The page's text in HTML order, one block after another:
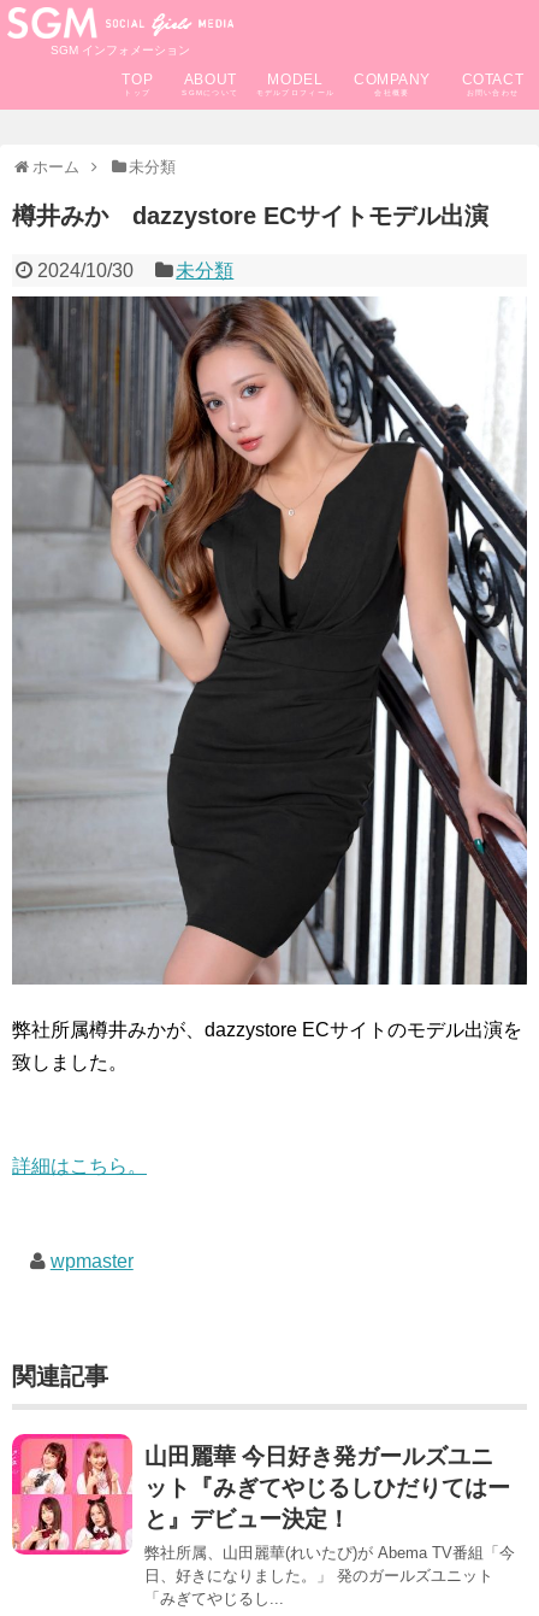
SGM インフォメーション
COTACT
COMPANY
MODEL
ABOUT
TOP
ホーム 未分類
樽井みか dazzystore ECサイトモデル出演
2024/10/30 未分類
弊社所属樽井みかが、dazzystore ECサイトのモデル出演を
致しました。
詳細はこちら。
wpmaster
関連記事
山田麗華 今日好き発ガールズユニ
ット『みぎてやじるしひだりてはー
と』デビュー決定！
弊社所属、山田麗華(れいたぴ)が Abema TV番組「今
日、好きになりました。」 発のガールズユニット
「みぎてやじるし...